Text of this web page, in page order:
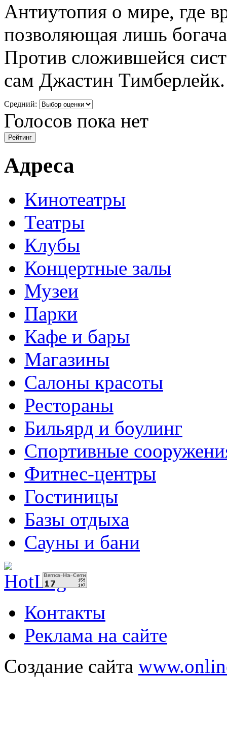
Антиутопия о мире, где
позволяющая лишь
Против сложившейся
сам Джастин Тимберлейк.
Средний:
Голосов пока нет
Адреса
Кинотеатры
Театры
Клубы
Концертные залы
Музеи
Парки
Кафе и бары
Магазины
Салоны красоты
Рестораны
Бильярд и боулинг
Спортивные
Фитнес-центры
Гостиницы
Базы отдыха
Сауны и бани
Контакты
Реклама на сайте
Создание сайта